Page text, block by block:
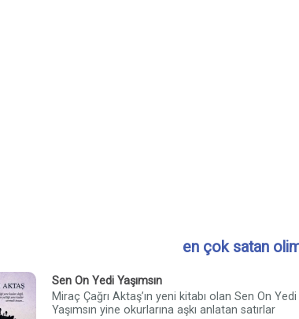
en çok satan
Sen On Yedi Yaşımsın
Miraç Çağrı Aktaş’ın yeni kitabı olan Sen On Yedi
Yaşımsın yine okurlarına aşkı anlatan satırlar